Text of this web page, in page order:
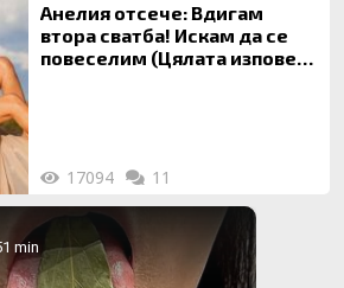
Анелия отсече: Вдигам
втора сватба! Искам да се
повеселим (Цялата изповед
17094 11
min